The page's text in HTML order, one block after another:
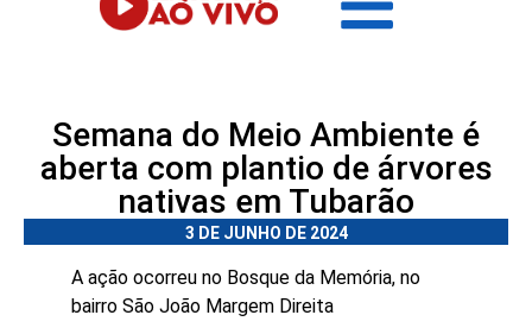
Semana do Meio Ambiente é
aberta com plantio de árvores
nativas em Tubarão
3 DE JUNHO DE 2024
A ação ocorreu no Bosque da Memória, no
bairro São João Margem Direita